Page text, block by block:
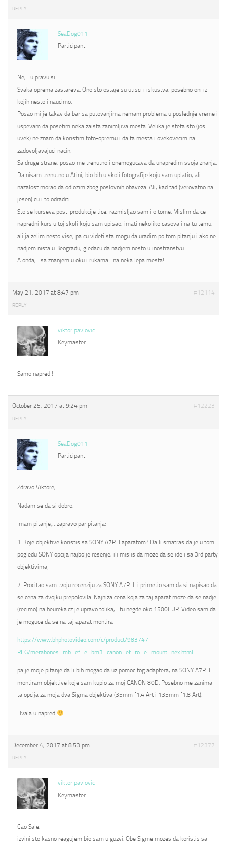
REPLY
SeaDog011
Participant
Ne,…u pravu si.
Svaka oprema zastareva. Ono sto ostaje su utisci i iskustva, posebno oni iz
kojih nesto i naucimo.
Posao mi je takav da bar sa putovanjima nemam problema u poslednje vreme i
uspevam da posetim neka zaista zanimljiva mesta. Velika je steta sto (jos
uvek) ne znam da koristim foto-opremu i da ta mesta i ovekovecim na
zadovoljavajuci nacin.
Sa druge strane, posao me trenutno i onemogucava da unapredim svoja znanja.
Da nisam trenutno u Atini, bio bih u skoli fotografije koju sam uplatio, ali
nazalost morao da odlozim zbog poslovnih obaveza. Ali, kad tad (verovatno na
jesen) cu i to odraditi.
Sto se kurseva post-produkcije tice, razmisljao sam i o tome. Mislim da ce
napredni kurs u toj skoli koju sam upisao, imati nekoliko casova i na tu temu,
ali ja zelim nesto vise, pa cu videti sta mogu da uradim po tom pitanju i ako ne
nadjem nista u Beogradu, gledacu da nadjem nesto u inostranstvu.
A onda,…sa znanjem u oku i rukama…na neka lepa mesta!
May 21, 2017 at 8:47 pm #12114
REPLY
viktor pavlovic
Keymaster
Samo napred!!!
October 25, 2017 at 9:24 pm #12223
REPLY
SeaDog011
Participant
Zdravo Viktore,
Nadam se da si dobro.
Imam pitanje,…zapravo par pitanja:
1. Koje objektive koristis sa SONY A7R II aparatom? Da li smatras da je u tom
pogledu SONY opcija najbolje resenje, ili mislis da moze da se ide i sa 3rd party
objektivima;
2. Procitao sam tvoju recenziju za SONY A7R III i primetio sam da si napisao da
se cena za dvojku prepolovila. Najniza cena koja za taj aparat moze da se nadje
(recimo) na heureka.cz je upravo tolika,…tu negde oko 1500EUR. Video sam da
je moguce da se na taj aparat montira
https://www.bhphotovideo.com/c/product/983747-
REG/metabones_mb_ef_e_bm3_canon_ef_to_e_mount_nex.html
pa je moje pitanje da li bih mogao da uz pomoc tog adaptera, na SONY A7R II
montiram objektive koje sam kupio za moj CANON 80D. Posebno me zanima
ta opcija za moja dva Sigma objektiva (35mm f1.4 Art i 135mm f1.8 Art).
Hvala u napred
December 4, 2017 at 8:53 pm #12377
REPLY
viktor pavlovic
Keymaster
Cao Sale,
izvini sto kasno reagujem bio sam u guzvi. Obe Sigme mozes da koristis sa